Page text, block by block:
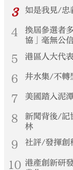
3 如是我見/忠
4
換屆參選者
協」毫無公
5 港區人大代
6 井水集/不轉
7 美國踏入泥
8
新聞背後/記
林
9 社評/發揮創
10 港產創新研